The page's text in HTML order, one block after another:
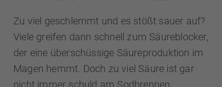
Zu viel geschlemmt und es stößt sauer auf?
Viele greifen dann schnell zum Säureblocker,
der eine überschüssige Säureproduktion im
Magen hemmt. Doch zu viel Säure ist gar
nicht immer schuld am Sodbrennen.